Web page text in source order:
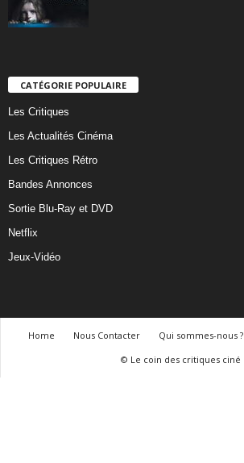
CATÉGORIE POPULAIRE
Les Critiques
Les Actualités Cinéma
Les Critiques Rétro
Bandes Annonces
Sortie Blu-Ray et DVD
Netflix
Jeux-Vidéo
Home Nous Contacter Qui sommes-nous ?
© Le coin des critiques ciné